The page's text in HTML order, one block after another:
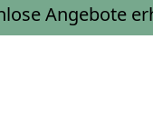
Angebote